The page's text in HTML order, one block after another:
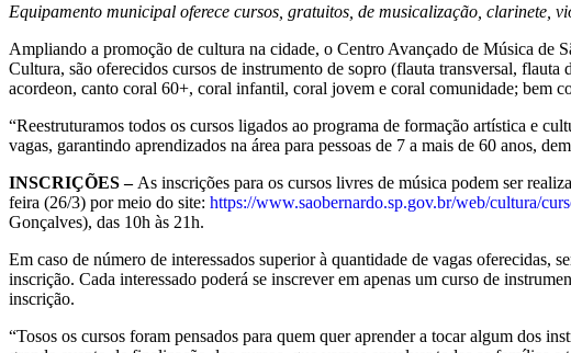
Equipamento municipal oferece cursos, gratuitos, de musicalização,
Ampliando a promoção de cultura na cidade, o Centro Avançado de Música de
Cultura, são oferecidos cursos de instrumento de sopro (flauta transversal,
acordeon, canto coral 60+, coral infantil, coral jovem e coral comunidade; bem
“Reestruturamos todos os cursos ligados ao programa de formação artística e
vagas, garantindo aprendizados na área para pessoas de 7 a mais de 60 anos,
INSCRIÇÕES –As inscrições para os cursos livres de música podem ser
feira (26/3) por meio do site: https://www.saobernardo.sp.gov.br/web/cultura/
Gonçalves), das 10h às 21h.
Em caso de número de interessados superior à quantidade de vagas oferecidas,
inscrição. Cada interessado poderá se inscrever em apenas um curso de
inscrição.
“Tosos os cursos foram pensados para quem quer aprender a tocar algum dos